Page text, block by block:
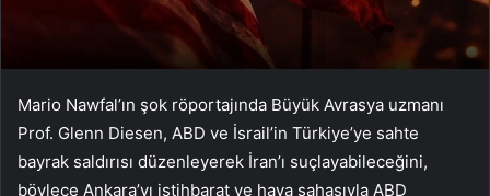
Mario Nawfal’ın şok röportajında Büyük Avrasya uzmanı
Prof. Glenn Diesen, ABD ve İsrail’in Türkiye’ye sahte
bayrak saldırısı düzenleyerek İran’ı suçlayabileceğini,
böylece Ankara’yı istihbarat ve hava sahasıyla ABD